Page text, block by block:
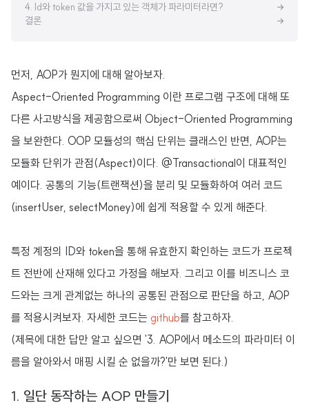
4. Id와 token 값을 가지고 있는 객체가 파라미터라면?
결론
먼저, AOP가 뭔지에 대해 알아보자.
Aspect-Oriented Programming 이란 프로그램 구조에 대해 또
다른 사고방식을 제공함으로써 Object-Oriented Programming
을 보완한다. OOP 모듈성의 핵심 단위는 클래스인 반면, AOP는
모듈화 단위가 관점(Aspect)이다. @Transactional이 대표적인
예이다. 공통의 기능(트랜잭션)을 분리 및 모듈화하여 여러 코드
(insertUser, selectMoney)에 쉽게 적용할 수 있게 해준다.
특정 계정의 ID와 token을 통해 유효한지 확인하는 코드가 프로젝
트 전반에 산재해 있다고 가정을 해보자. 그리고 이를 비즈니스 코
드와는 크게 관계없는 하나의 공통된 관점으로 판단을 하고, AOP
를 적용시켜보자. 자세한 코드는 github를 참고하자.
(제목에 대한 답만 알고 싶으면 '3. AOP에서 메소드의 파라미터 이
름을 알아와서 매핑 시킬 순 없을까?'만 보면 된다.)
1. 일단 동작하는 AOP 만들기